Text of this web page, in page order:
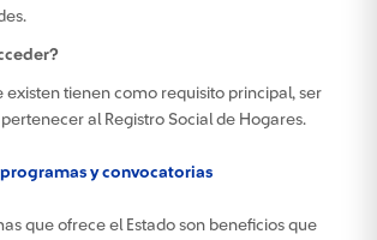
existen tienen como requisito principal, ser
al Registro Social de Hogares.
programas y convocatorias
que ofrece el Estado son beneficios que